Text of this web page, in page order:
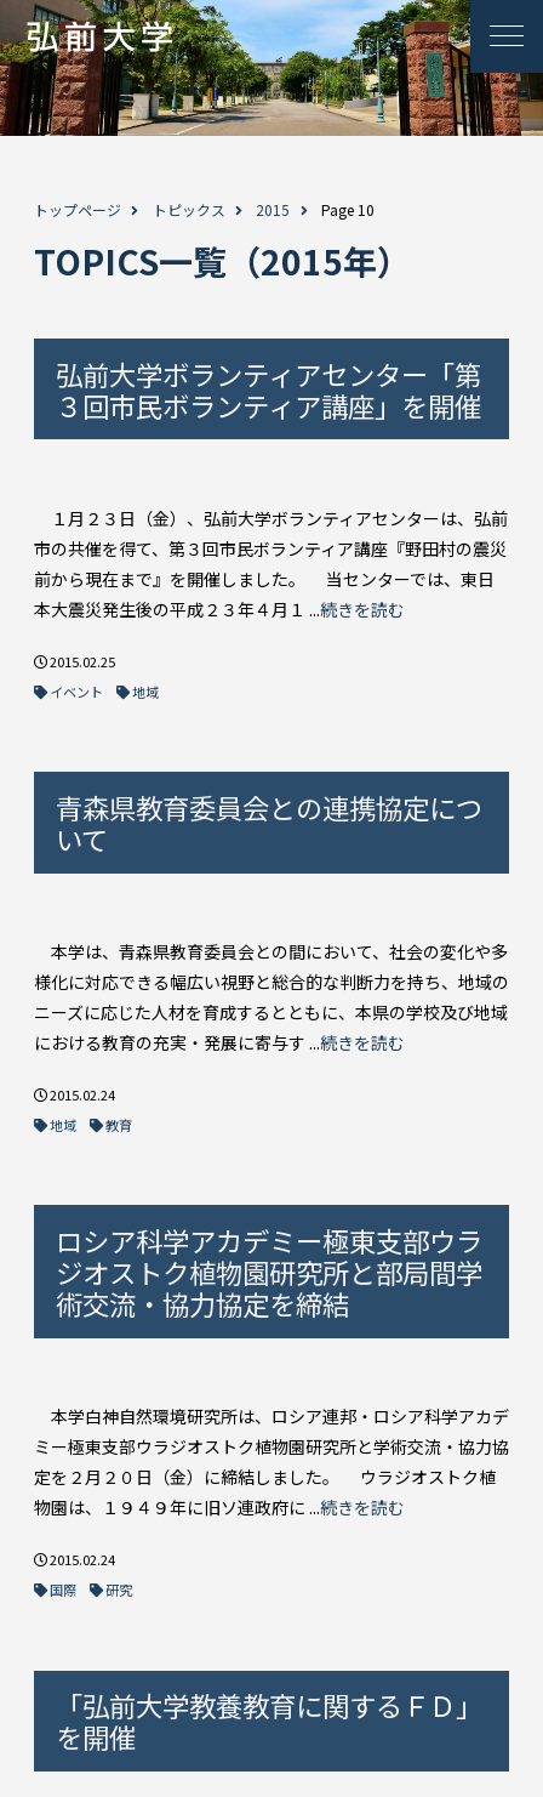
トップページ トピックス 2015 Page 10
TOPICS一覧（2015年）
弘前大学ボランティアセンター「第
３回市民ボランティア講座」を開催
１月２３日（金）、弘前大学ボランティアセンターは、弘前
市の共催を得て、第３回市民ボランティア講座『野田村の震災
前から現在まで』を開催しました。 当センターでは、東日
本大震災発生後の平成２３年４月１ ...続きを読む
2015.02.25
イベント
地域
青森県教育委員会との連携協定につ
いて
本学は、青森県教育委員会との間において、社会の変化や多
様化に対応できる幅広い視野と総合的な判断力を持ち、地域の
ニーズに応じた人材を育成するとともに、本県の学校及び地域
における教育の充実・発展に寄与す ...続きを読む
2015.02.24
地域
教育
ロシア科学アカデミー極東支部ウラ
ジオストク植物園研究所と部局間学
術交流・協力協定を締結
本学白神自然環境研究所は、ロシア連邦・ロシア科学アカデ
ミー極東支部ウラジオストク植物園研究所と学術交流・協力協
定を２月２０日（金）に締結しました。 ウラジオストク植
物園は、１９４９年に旧ソ連政府に ...続きを読む
2015.02.24
国際
研究
「弘前大学教養教育に関するＦＤ」
を開催